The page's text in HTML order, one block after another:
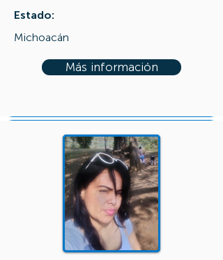
Estado:
Michoacán
Más información